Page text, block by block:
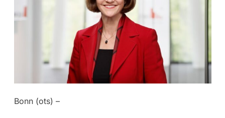
Bonn (ots) –